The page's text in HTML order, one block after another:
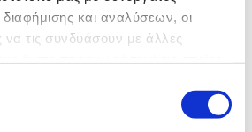
και αναλύσεων, οι
να τις συνδυάσουν με άλλες